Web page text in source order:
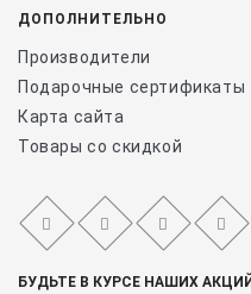
ДОПОЛНИТЕЛЬНО
Производители
Подарочные сертификаты
Карта сайта
Товары со скидкой
БУДЬТЕ В КУРСЕ НАШИХ